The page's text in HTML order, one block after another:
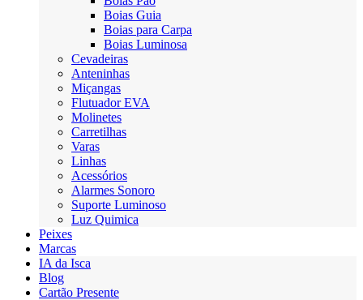
Boias Guia
Boias para Carpa
Boias Luminosa
Cevadeiras
Anteninhas
Miçangas
Flutuador EVA
Molinetes
Carretilhas
Varas
Linhas
Acessórios
Alarmes Sonoro
Suporte Luminoso
Luz Quimica
Peixes
Marcas
IA da Isca
Blog
Cartão Presente